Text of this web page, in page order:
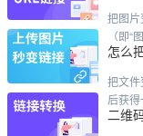
理，
个"生
着。
是永
把图
（即
任何
推荐
ary、
怎么
把文
后获
方式，
二维